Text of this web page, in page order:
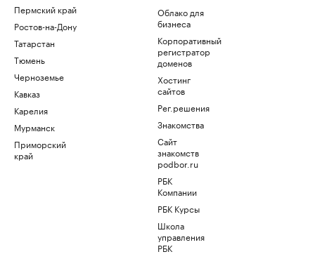
Пермский край
Ростов-на-Дону
Татарстан
Тюмень
Черноземье
Кавказ
Карелия
Мурманск
Приморский
край
Облако для
бизнеса
Корпоративный
регистратор
доменов
Хостинг
сайтов
Рег.решения
Знакомства
Сайт
знакомств
podbor.ru
РБК
Компании
РБК Курсы
Школа
управления
РБК